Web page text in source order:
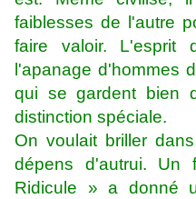
faiblesses de l'autre
faire valoir. L'esprit
l'apanage d'hommes
qui se gardent bien
distinction spéciale.
On voulait briller
dépens d'autrui. Un
Ridicule » a donné